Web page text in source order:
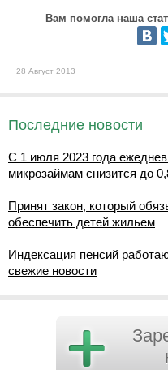
Вам помогла наша
28 Август 2013
Последние новости
С 1 июля 2023 года
микрозаймам снизится до
Принят закон, который
обеспечить детей жильем
Индексация пенсий
свежие новости